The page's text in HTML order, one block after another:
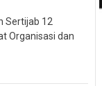
Sertijab 12
Organisasi dan